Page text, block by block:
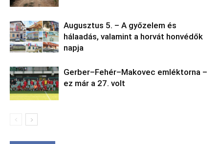
Augusztus 5. – A győzelem és
hálaadás, valamint a horvát honvédők
napja
Gerber–Fehér–Makovec emléktorna –
ez már a 27. volt